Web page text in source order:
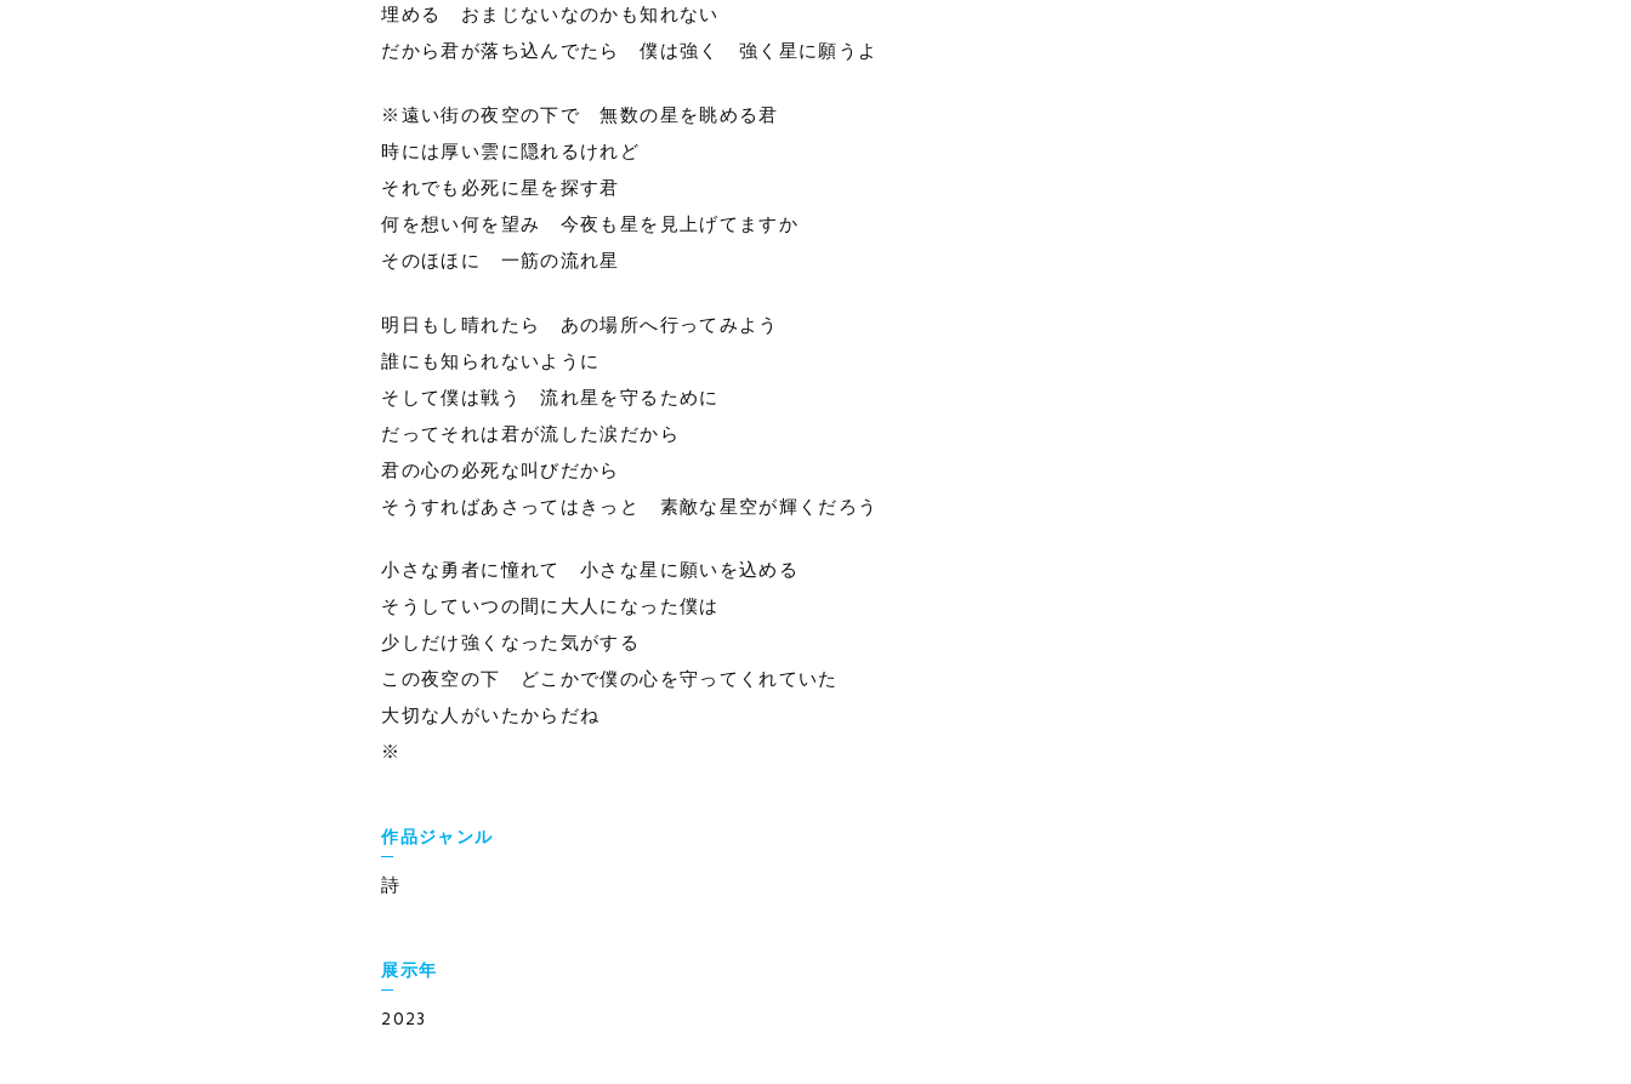
埋める おまじないなのかも知れない
だから君が落ち込んでたら 僕は強く 強く星に願うよ
※遠い街の夜空の下で 無数の星を眺める君
時には厚い雲に隠れるけれど
それでも必死に星を探す君
何を想い何を望み 今夜も星を見上げてますか
そのほほに 一筋の流れ星
明日もし晴れたら あの場所へ行ってみよう
誰にも知られないように
そして僕は戦う 流れ星を守るために
だってそれは君が流した涙だから
君の心の必死な叫びだから
そうすればあさってはきっと 素敵な星空が輝くだろう
小さな勇者に憧れて 小さな星に願いを込める
そうしていつの間に大人になった僕は
少しだけ強くなった気がする
この夜空の下 どこかで僕の心を守ってくれていた
大切な人がいたからだね
※
作品ジャンル
詩
展示年
2023